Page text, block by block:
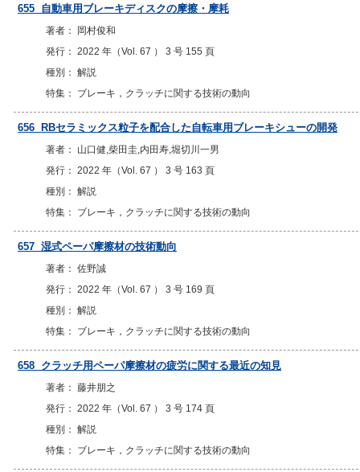
655 自動車用ブレーキディスクの摩擦・摩耗
著者： 岡村俊和
発行： 2022 年（Vol. 67 ） 3 号 155 頁
種別： 解説
特集： ブレーキ，クラッチに関する技術の動向
656 RBセラミックス粒子を配合した自転車用ブレーキシューの開発
著者： 山口健,柴田圭,内田寿,堀切川一男
発行： 2022 年（Vol. 67 ） 3 号 163 頁
種別： 解説
特集： ブレーキ，クラッチに関する技術の動向
657 湿式ペーパ摩擦材の技術動向
著者： 佐野誠
発行： 2022 年（Vol. 67 ） 3 号 169 頁
種別： 解説
特集： ブレーキ，クラッチに関する技術の動向
658 クラッチ用ペーパ摩擦材の疲労に関する最近の知見
著者： 藤井朋之
発行： 2022 年（Vol. 67 ） 3 号 174 頁
種別： 解説
特集： ブレーキ，クラッチに関する技術の動向